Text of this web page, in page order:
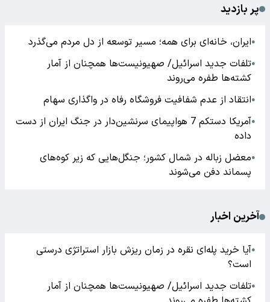
پر بازدید
●ایران، خانه‌ای برای همه؛ مسیر توسعه از دل مردم می‌گذرد
●تلفات جدید اسرائیل/ صهیونیست‌ها همچنان از آمار
کشته‌ها طفره می‌روند
●انتقاد از عدم شفافیت فروشگاه رفاه در واگذاری سهام
●
آمریکا دستکم 7 هواپیمای سرنشین‌دار در جنگ ایران از دست
داده
●معضل زباله در شمال کشور؛ جنگل‌هایی که زیر کوه‌های
پسماند دفن می‌شوند
آخرین اخبار
●آیا خرید پله‌ای نقره در زمان ریزش بازار استراتژی درستی
است؟
●تلفات جدید اسرائیل/ صهیونیست‌ها همچنان از آمار